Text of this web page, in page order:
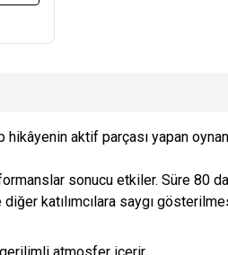
aktif parçası yapan
sonucu etkiler. Süre 80
katılımcılara saygı